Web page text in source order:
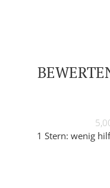
1 Stern: wenig